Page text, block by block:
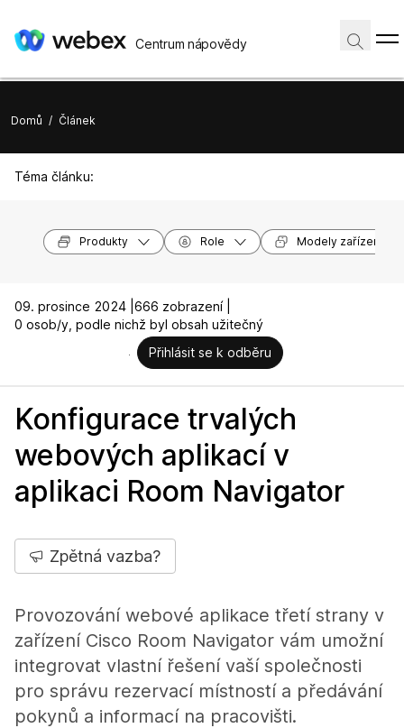
Centrum nápovědy
Domů / Článek
Téma článku:
Produkty Role Modely zařízení
09. prosince 2024 | 666 zobrazení |
0 osob/y, podle nichž byl obsah užitečný
Přihlásit se k odběru
Konfigurace trvalých
webových aplikací v
aplikaci Room Navigator
Zpětná vazba?
Provozování webové aplikace třetí strany v
zařízení Cisco Room Navigator vám umožní
integrovat vlastní řešení vaší společnosti
pro správu rezervací místností a předávání
pokynů a informací na pracovišti.